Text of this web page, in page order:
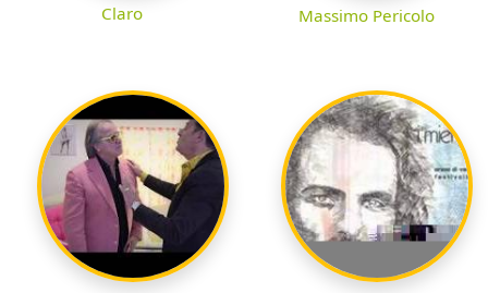
Claro Massimo Pericolo